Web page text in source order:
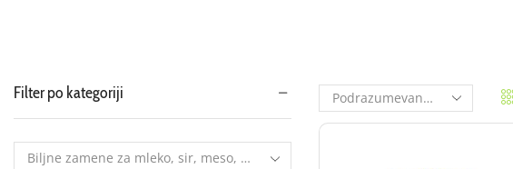
Filter po kategoriji